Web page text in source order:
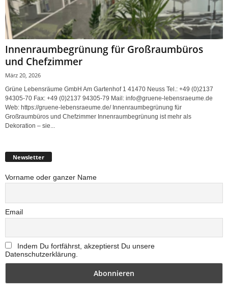
Innenraumbegrünung für Großraumbüros
und Chefzimmer
März 20, 2026
Grüne Lebensräume GmbH Am Gartenhof 1 41470 Neuss Tel.: +49 (0)2137
94305-70 Fax: +49 (0)2137 94305-79 Mail: info@gruene-lebensraeume.de
Web: https://gruene-lebensraeume.de/ Innenraumbegrünung für
Großraumbüros und Chefzimmer Innenraumbegrünung ist mehr als
Dekoration – sie...
Newsletter
Vorname oder ganzer Name
Email
Indem Du fortfährst, akzeptierst Du unsere
Datenschutzerklärung.